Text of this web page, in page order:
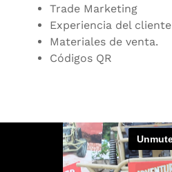
Trade Marketing
Experiencia del cliente
Materiales de venta.
Códigos QR